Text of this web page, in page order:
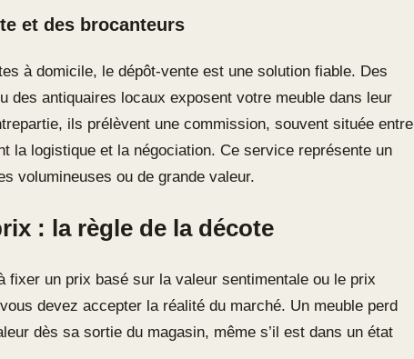
et des brocanteurs
à domicile, le dépôt-vente est une solution fiable. Des
des antiquaires locaux exposent votre meuble dans leur
ils prélèvent une commission, souvent située entre
la logistique et la négociation. Ce service représente un
volumineuses ou de grande valeur.
: la règle de la décote
fixer un prix basé sur la valeur sentimentale ou le prix
devez accepter la réalité du marché. Un meuble perd
dès sa sortie du magasin, même s’il est dans un état